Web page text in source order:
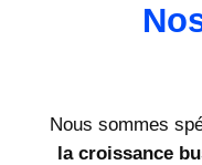
Nous sommes
la croissance